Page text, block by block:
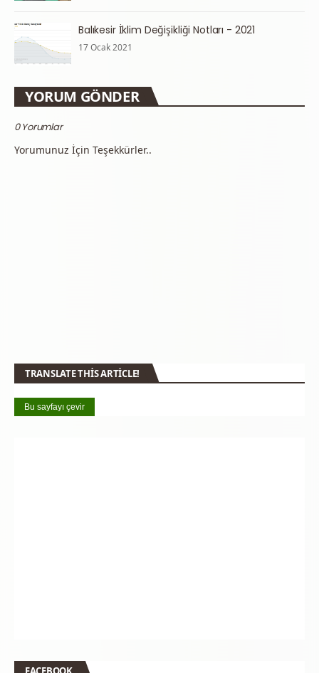
Balıkesir İklim Değişikliği Notları - 2021
17 Ocak 2021
YORUM GÖNDER
0 Yorumlar
Yorumunuz İçin Teşekkürler..
TRANSLATE THIS ARTICLE!
Bu sayfayı çevir